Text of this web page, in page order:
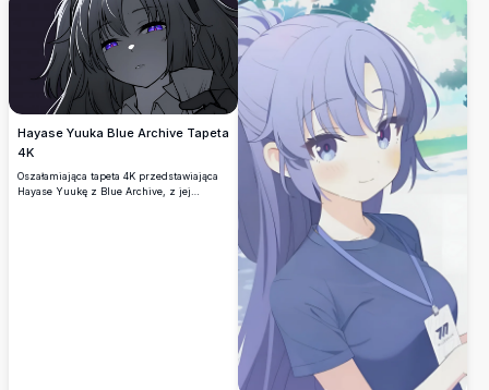
detalami w stylu marynarskim i
falbaniastą spódnicą.
Hayase Yuuka Blue Archive Tapeta
4K
Oszałamiająca tapeta 4K przedstawiająca
Hayase Yuukę z Blue Archive, z jej